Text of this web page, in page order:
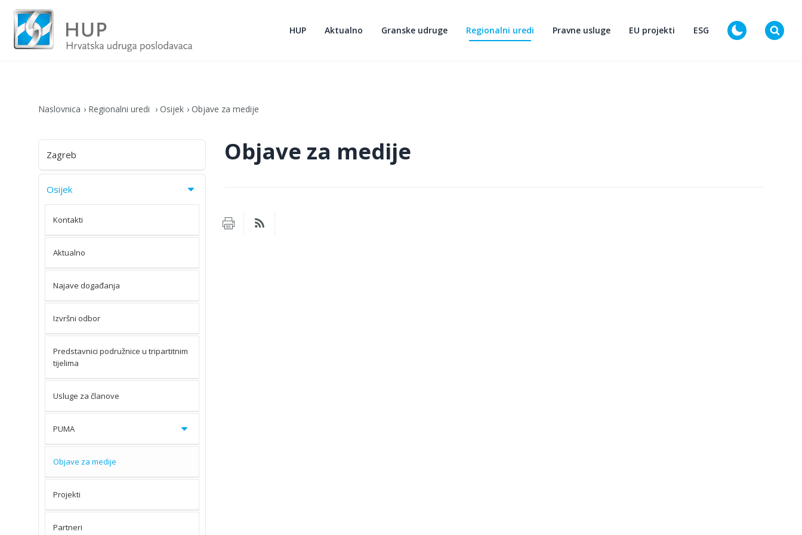
HUP Aktualno Granske udruge Regionalni uredi Pravne usluge EU projekti ESG D
Naslovnica Regionalni uredi Osijek Objave za medije
Zagreb
Osijek
Kontakti
Aktualno
Najave događanja
Izvršni odbor
Predstavnici podružnice u tripartitnim
tijelima
Usluge za članove
PUMA
Objave za medije
Projekti
Partneri
Objave za medije